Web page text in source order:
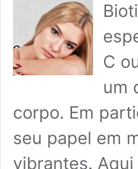
C
um
corpo. Em
seu papel em
vibrantes.